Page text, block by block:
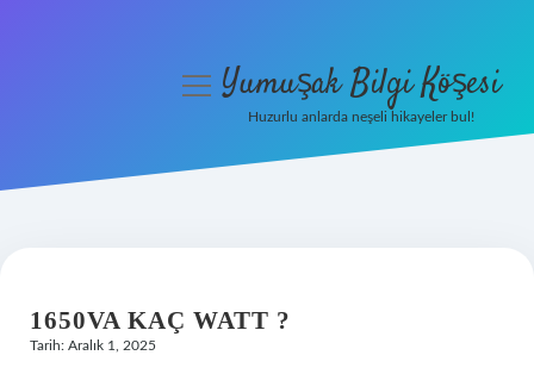
Hakkımızda
menüyüYumuşak Bilgi Köşesi
Huzurlu anlarda neşeli hikayeler bul!
1650VA KAÇ WATT ?
Tarih: Aralık 1, 2025